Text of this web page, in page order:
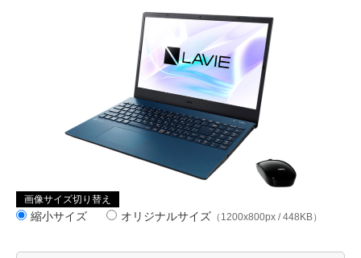
画像サイズ切り替え
縮小サイズ オリジナルサイズ （1200x800px / 448KB）